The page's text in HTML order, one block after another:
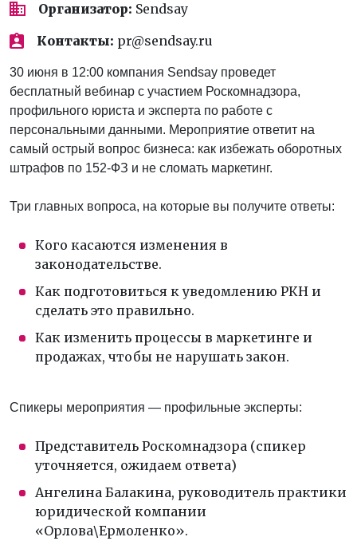
Организатор: Sendsay
Контакты: pr@sendsay.ru
30 июня в 12:00 компания Sendsay проведет
бесплатный вебинар с участием Роскомнадзора,
профильного юриста и эксперта по работе с
персональными данными. Мероприятие ответит на
самый острый вопрос бизнеса: как избежать оборотных
штрафов по 152-ФЗ и не сломать маркетинг.
Три главных вопроса, на которые вы получите ответы:
Кого касаются изменения в
законодательстве.
Как подготовиться к уведомлению РКН и
сделать это правильно.
Как изменить процессы в маркетинге и
продажах, чтобы не нарушать закон.
Спикеры мероприятия — профильные эксперты:
Представитель Роскомнадзора (спикер
уточняется, ожидаем ответа)
Ангелина Балакина, руководитель практики
юридической компании
«Орлова\Ермоленко».